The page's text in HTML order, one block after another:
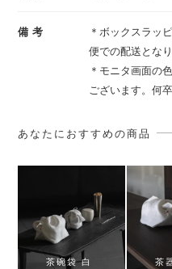
備考
＊ボックスラッ
便での配送となり
＊モニタ画面の
ございます。何
あなたにおすすめの商品
茶碗袋 白 茶